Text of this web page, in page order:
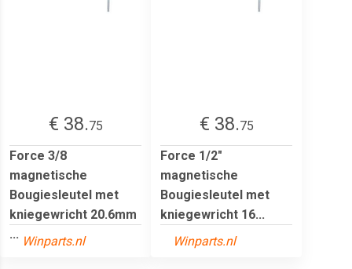
€ 38.75
Force 3/8
magnetische
Bougiesleutel met
kniegewricht 20.6mm
... Winparts.nl
€ 38.75
Force 1/2"
magnetische
Bougiesleutel met
kniegewricht 16...
Winparts.nl